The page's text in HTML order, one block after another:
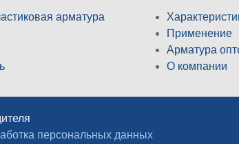
арматура
Применение
Арматура
О компании
персональных данных